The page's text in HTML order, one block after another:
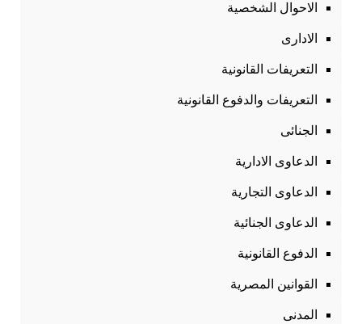
الاحوال الشخصية
الادارى
التعريفات القانونية
التعريفات والدفوع القانونية
الجنائى
الدعاوى الادارية
الدعاوى التجارية
الدعاوى الجنائية
الدفوع القانونية
القوانين المصرية
المدنى